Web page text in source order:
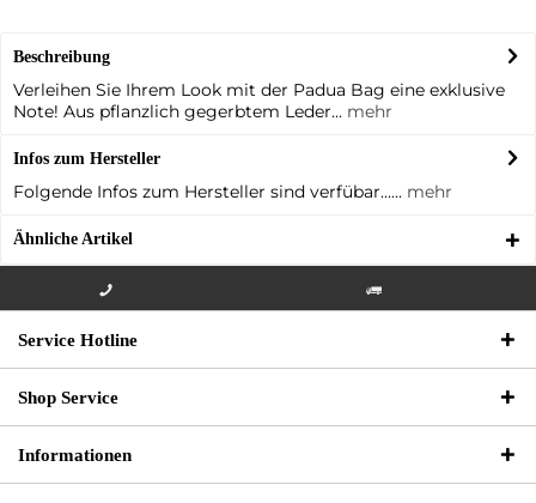
Beschreibung
Verleihen Sie Ihrem Look mit der Padua Bag eine exklusive
Note! Aus pflanzlich gegerbtem Leder... mehr
Infos zum Hersteller
Folgende Infos zum Hersteller sind verfübar...... mehr
Ähnliche Artikel
000
Service Hotline
Shop Service
Informationen